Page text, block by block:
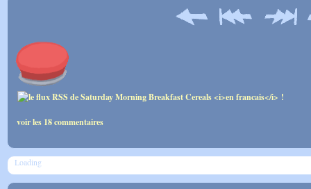
voir les 18 commentaires
Loading